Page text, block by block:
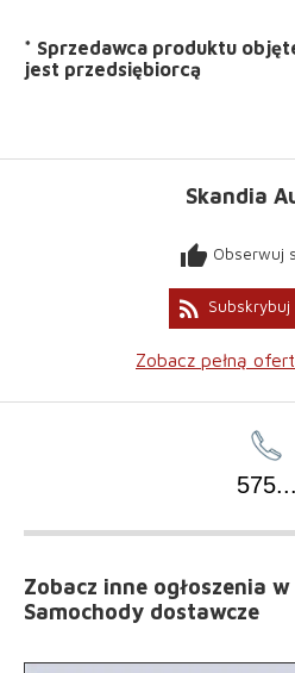
* Sprzedawca produktu
jest przedsiębiorcą
Skandia
thumb_up Obserwuj
rss_feed Subskrybuj
Zobacz pełną
575...
Zobacz inne ogłoszenia w
Samochody dostawcze